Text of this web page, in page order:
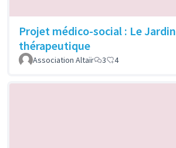
Projet médico-social : Le Jardin
thérapeutique
Association Altaïr 3 4